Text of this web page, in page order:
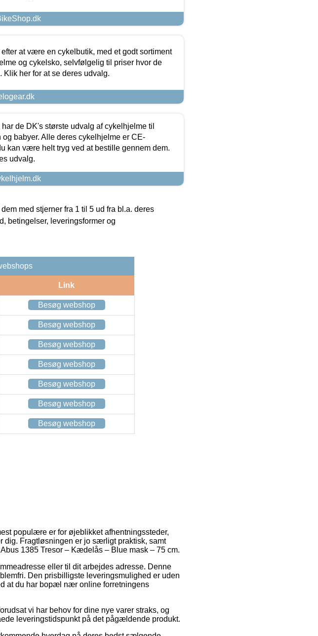
at være en cykelbutik, med et godt sortiment
og cykelsko, selvfølgelig til priser hvor de
her for at se deres udvalg.
de DK's største udvalg af cykelhjelme til
babyer. Alle deres cykelhjelme er CE-
kan være helt tryg ved at bestille gennem dem.
udvalg.
med stjerner fra 1 til 5 ud fra bl.a. deres
betingelser, leveringsformer og
Link
Besøg webshop
Besøg webshop
Besøg webshop
Besøg webshop
Besøg webshop
Besøg webshop
Besøg webshop
populære er for øjeblikket afhentningssteder,
dig. Fragtløsningen er jo særligt praktisk, samt
1385 Tresor – Kædelås – Blue mask – 75 cm.
eller til dit arbejdes adresse. Denne
Den prisbilligste leveringsmulighed er uden
at du har bopæl nær online forretningens
vi har behov for dine nye varer straks, og
leveringstidspunkt på det pågældende produkt.